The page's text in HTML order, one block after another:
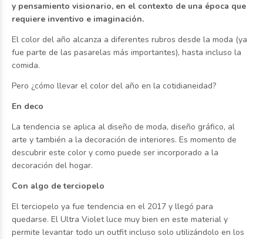
y pensamiento visionario, en el contexto de una época que
requiere inventivo e imaginación.
El color del año alcanza a diferentes rubros desde la moda (ya
fue parte de las pasarelas más importantes), hasta incluso la
comida.
Pero ¿cómo llevar el color del año en la cotidianeidad?
En deco
La tendencia se aplica al diseño de moda, diseño gráfico, al
arte y también a la decoración de interiores. Es momento de
descubrir este color y como puede ser incorporado a la
decoración del hogar.
Con algo de terciopelo
El terciopelo ya fue tendencia en el 2017 y llegó para
quedarse. El Ultra Violet luce muy bien en este material y
permite levantar todo un outfit incluso solo utilizándolo en los